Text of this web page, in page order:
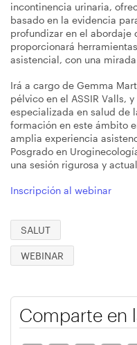
incontinencia urinaria,
basado en la evidencia
profundizar en el abordaje
proporcionará
asistencial, con una
Irá a cargo de Gemma
pélvico en el ASSIR Valls,
especializada en salud de
formación en este ámbito
amplia experiencia
Posgrado en
una sesión rigurosa y
Inscripción al webinar
SALUT
WEBINAR
Comparte en